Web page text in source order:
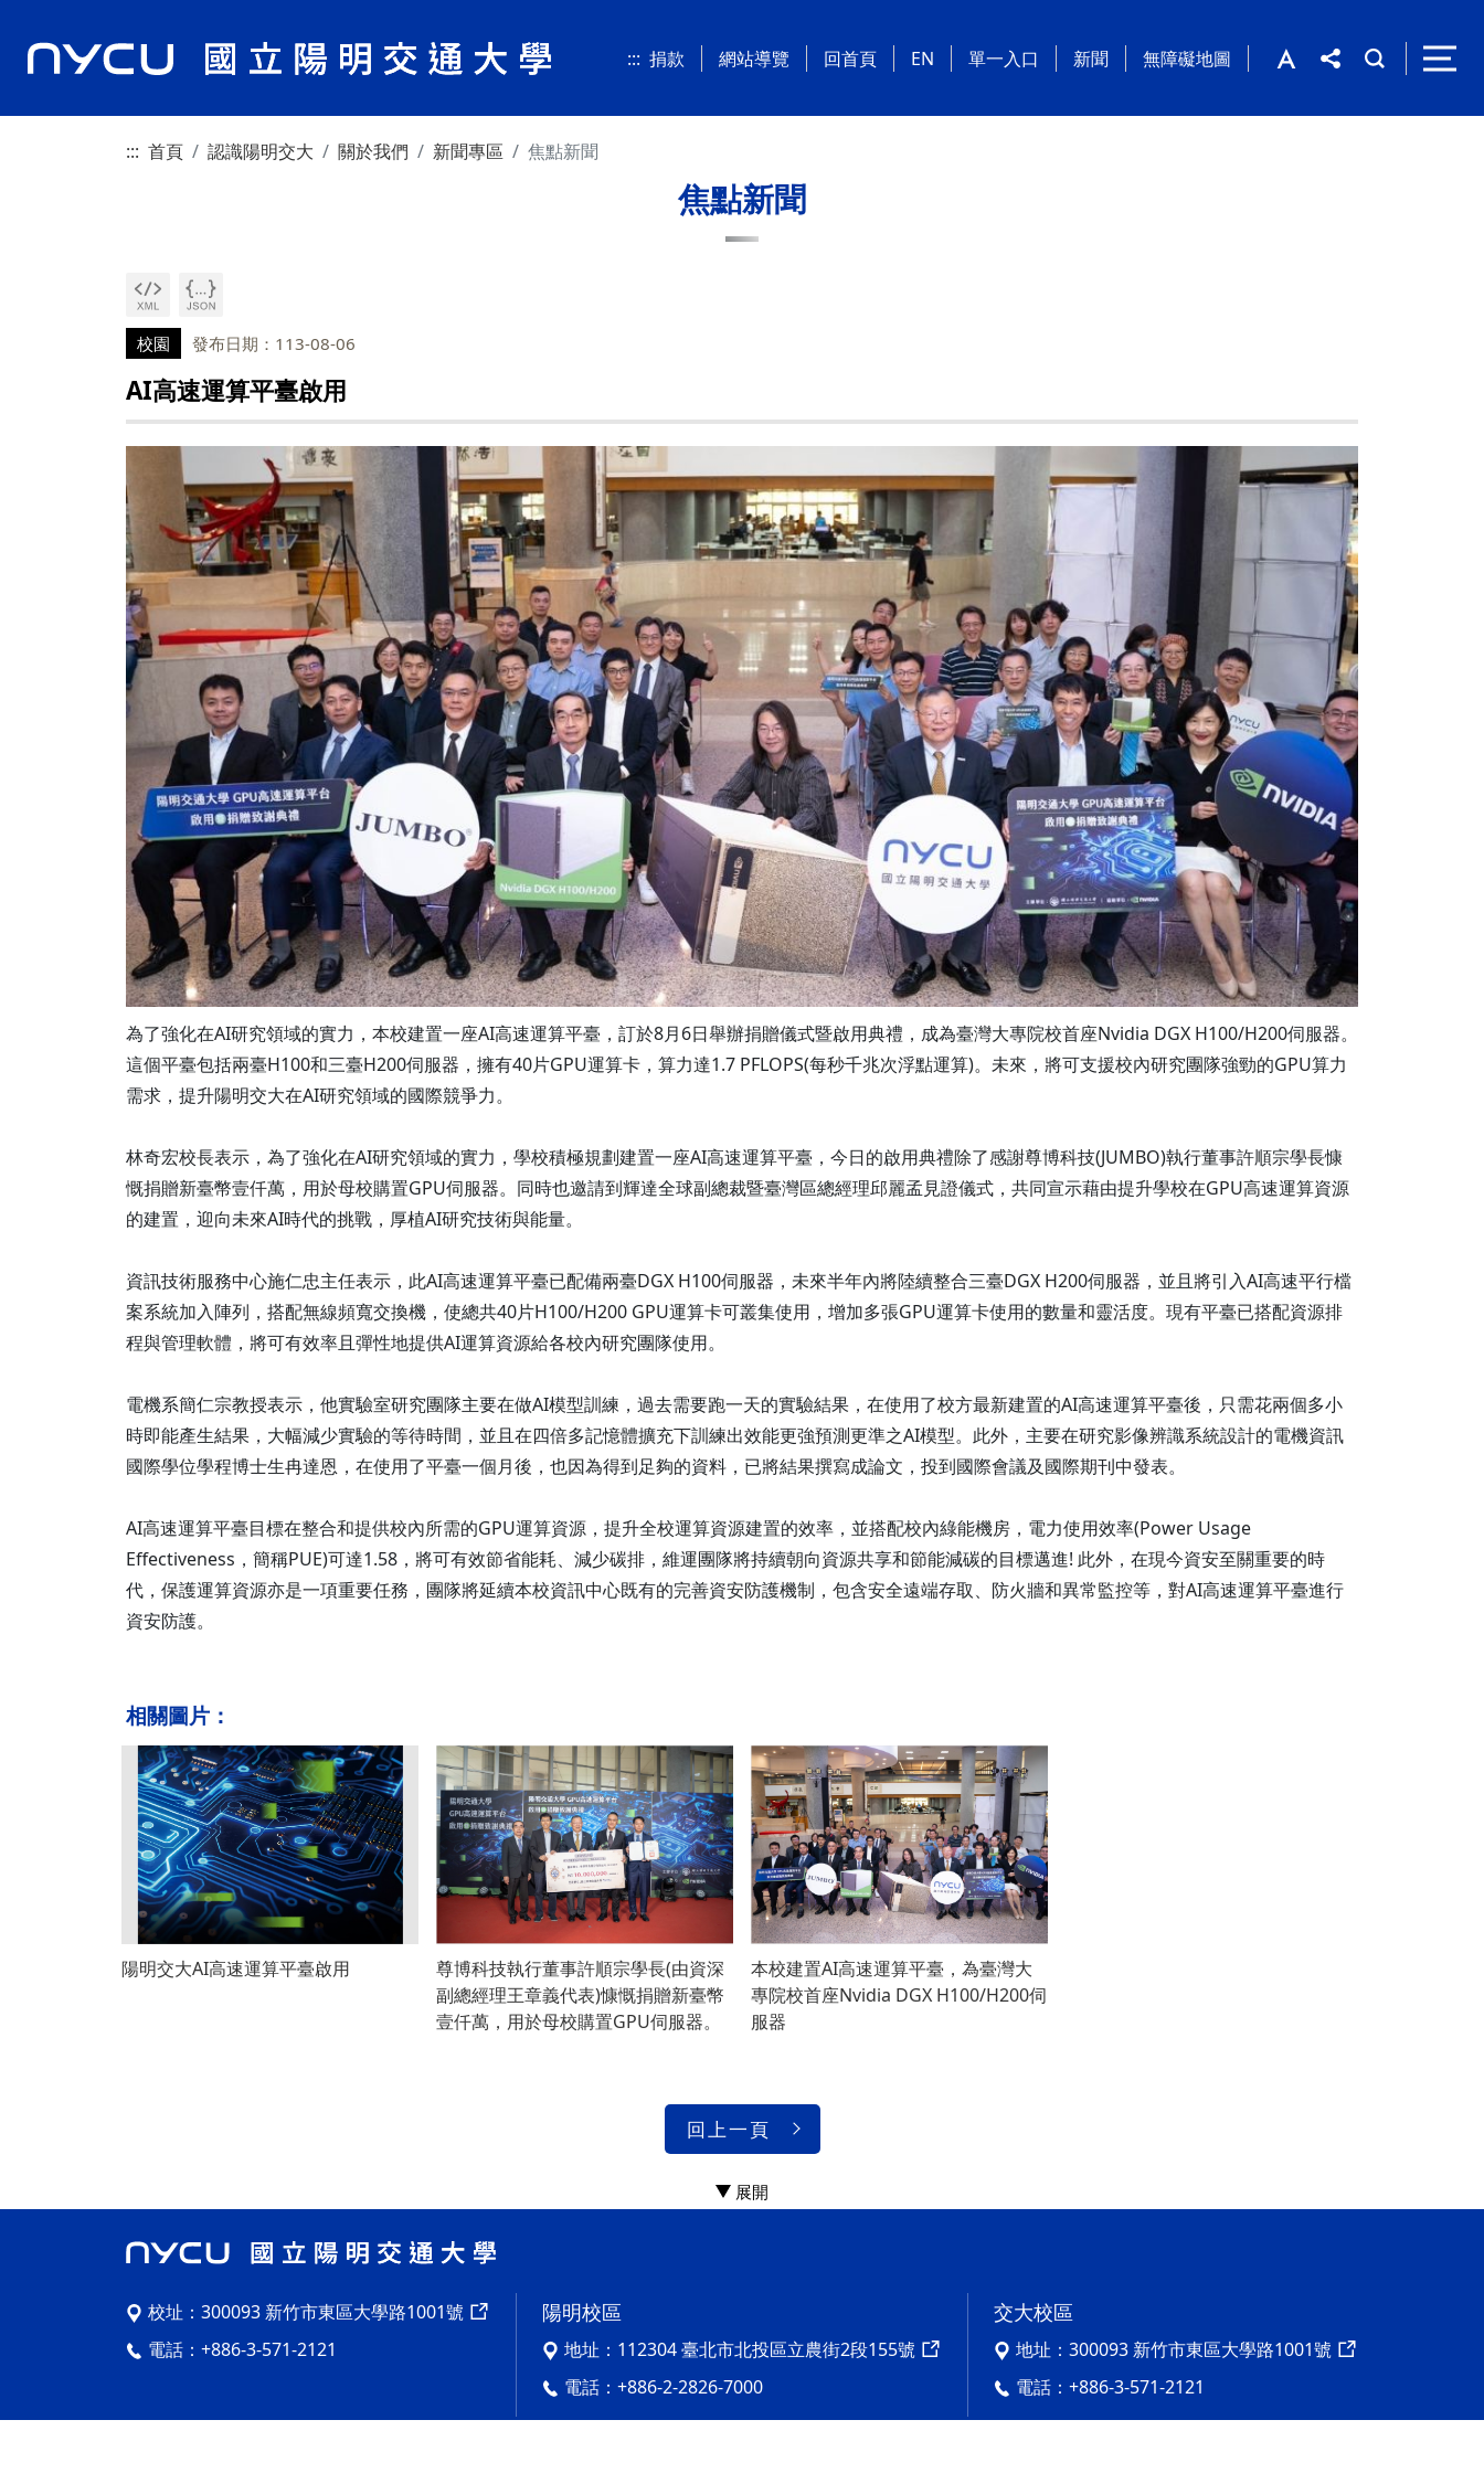
::: 捐款 網站導覽 回首頁 EN 單一入口 新聞 無障礙地圖
::: 首頁 認識陽明交大 關於我們 新聞專區 焦點新聞
焦點新聞
校園 發布日期：113-08-06
AI高速運算平臺啟用
為了強化在AI研究領域的實力，本校建置一座AI高速運算平臺，訂於8月6日舉辦捐贈儀式暨啟用典禮，成為臺灣大專院校首座Nvidia DGX H100/H200伺服器。
這個平臺包括兩臺H100和三臺H200伺服器，擁有40片GPU運算卡，算力達1.7 PFLOPS(每秒千兆次浮點運算)。未來，將可支援校內研究團隊強勁的GPU算力
需求，提升陽明交大在AI研究領域的國際競爭力。
林奇宏校長表示，為了強化在AI研究領域的實力，學校積極規劃建置一座AI高速運算平臺，今日的啟用典禮除了感謝尊博科技(JUMBO)執行董事許順宗學長慷
慨捐贈新臺幣壹仟萬，用於母校購置GPU伺服器。同時也邀請到輝達全球副總裁暨臺灣區總經理邱麗孟見證儀式，共同宣示藉由提升學校在GPU高速運算資源
的建置，迎向未來AI時代的挑戰，厚植AI研究技術與能量。
資訊技術服務中心施仁忠主任表示，此AI高速運算平臺已配備兩臺DGX H100伺服器，未來半年內將陸續整合三臺DGX H200伺服器，並且將引入AI高速平行檔
案系統加入陣列，搭配無線頻寬交換機，使總共40片H100/H200 GPU運算卡可叢集使用，增加多張GPU運算卡使用的數量和靈活度。現有平臺已搭配資源排
程與管理軟體，將可有效率且彈性地提供AI運算資源給各校內研究團隊使用。
電機系簡仁宗教授表示，他實驗室研究團隊主要在做AI模型訓練，過去需要跑一天的實驗結果，在使用了校方最新建置的AI高速運算平臺後，只需花兩個多小
時即能產生結果，大幅減少實驗的等待時間，並且在四倍多記憶體擴充下訓練出效能更強預測更準之AI模型。此外，主要在研究影像辨識系統設計的電機資訊
國際學位學程博士生冉達恩，在使用了平臺一個月後，也因為得到足夠的資料，已將結果撰寫成論文，投到國際會議及國際期刊中發表。
AI高速運算平臺目標在整合和提供校內所需的GPU運算資源，提升全校運算資源建置的效率，並搭配校內綠能機房，電力使用效率(Power Usage
Effectiveness，簡稱PUE)可達1.58，將可有效節省能耗、減少碳排，維運團隊將持續朝向資源共享和節能減碳的目標邁進! 此外，在現今資安至關重要的時
代，保護運算資源亦是一項重要任務，團隊將延續本校資訊中心既有的完善資安防護機制，包含安全遠端存取、防火牆和異常監控等，對AI高速運算平臺進行
資安防護。
相關圖片：
陽明交大AI高速運算平臺啟用
尊博科技執行董事許順宗學長(由資深
副總經理王章義代表)慷慨捐贈新臺幣
壹仟萬，用於母校購置GPU伺服器。
本校建置AI高速運算平臺，為臺灣大
專院校首座Nvidia DGX H100/H200伺
服器
回上一頁
校址： 300093 新竹市東區大學路1001號
電話： +886-3-571-2121
陽明校區
地址： 112304 臺北市北投區立農街2段155號
電話： +886-2-2826-7000
交大校區
地址： 300093 新竹市東區大學路1001號
電話： +886-3-571-2121